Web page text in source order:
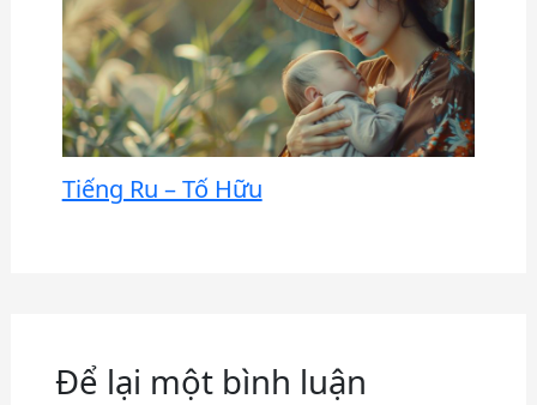
Tiếng Ru – Tố Hữu
Để lại một bình luận